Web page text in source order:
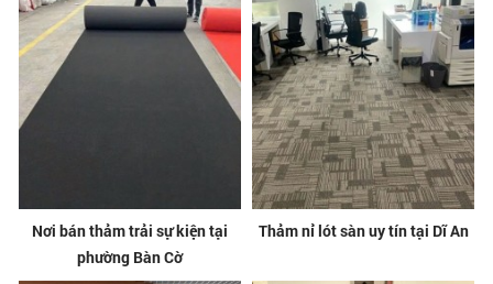
Nơi bán thảm trải sự kiện tại
phường Bàn Cờ
Thảm nỉ lót sàn uy tín tại Dĩ An